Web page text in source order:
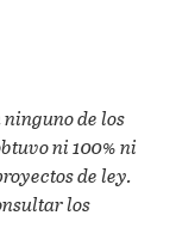
de los
ni 100% ni
de ley.
los